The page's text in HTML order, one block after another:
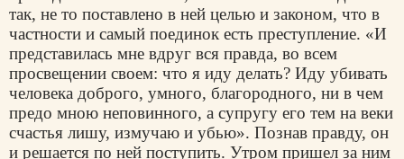
так, не то поставлено в ней целью и законом, что в
частности и самый поединок есть преступление. «И
представилась мне вдруг вся правда, во всем
просвещении своем: что я иду делать? Иду убивать
человека доброго, умного, благородного, ни в чем
предо мною неповинного, а супругу его тем на веки
счастья лишу, измучаю и убью». Познав правду, он
и решается по ней поступить. Утром пришел за ним